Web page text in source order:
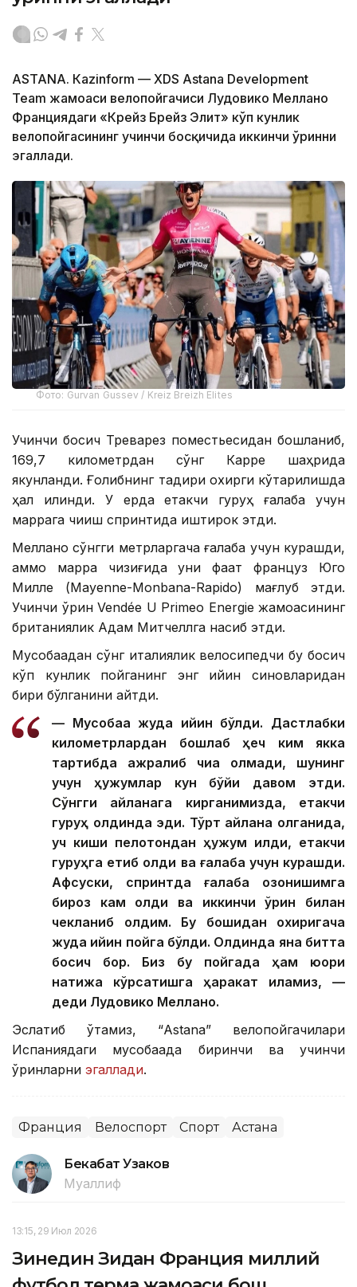
ASTANА. Кazinform — XDS Astana Development
Team жамоаси велопойгачиси Лудовико Меллано
Франциядаги «Крейз Брейз Элит» кўп кунлик
велопойгасининг учинчи босқичида иккинчи ўринни
эгаллади.
Фото: Gurvan Gussev / Kreiz Breizh Elites
Учинчи босқич Треварез поместьесидан бошланиб,
169,7 километрдан сўнг Карре шаҳрида
якунланди. Ғолибнинг тақдири охирги кўтарилишда
ҳал қилинди. У ерда етакчи гуруҳ ғалаба учун
маррага чиқиш спринтида иштирок этди.
Меллано сўнгги метрларгача ғалаба учун курашди,
аммо марра чизиғида уни фақат француз Юго
Милле (Mayenne-Monbana-Rapido) мағлуб этди.
Учинчи ўрин Vendée U Primeo Energie жамоасининг
британиялик Адам Митчеллга насиб этди.
Мусобақадан сўнг италиялик велосипедчи бу босқич
кўп кунлик пойганинг энг қийин синовларидан
бири бўлганини айтди.
— Мусобақа жуда қийин бўлди. Дастлабки
километрлардан бошлаб ҳеч ким якка
тартибда ажралиб чиқа олмади, шунинг
учун ҳужумлар кун бўйи давом этди.
Сўнгги айланага кирганимизда, етакчи
гуруҳ олдинда эди. Тўрт айлана қолганида,
уч киши пелотондан ҳужум қилди, етакчи
гуруҳга етиб олди ва ғалаба учун курашди.
Афсуски, спринтда ғалаба қозонишимга
бироз кам қолди ва иккинчи ўрин билан
чекланиб қолдим. Бу бошидан охиригача
жуда қийин пойга бўлди. Олдинда яна битта
босқич бор. Биз бу пойгада ҳам юқори
натижа кўрсатишга ҳаракат қиламиз, —
деди Лудовико Меллано.
Эслатиб ўтамиз, “Аstana” велопойгачилари
Испаниядаги мусобақада биринчи ва учинчи
ўринларни эгаллади.
Франция Велоспорт Спорт Астана
Бекабат Узаков
Муаллиф
13:15, 29 Июл 2026
Зинедин Зидан Франция миллий